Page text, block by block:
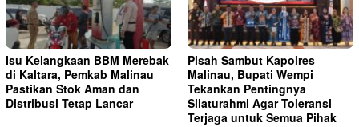
Isu Kelangkaan BBM Merebak
di Kaltara, Pemkab Malinau
Pastikan Stok Aman dan
Distribusi Tetap Lancar
Pisah Sambut Kapolres
Malinau, Bupati Wempi
Tekankan Pentingnya
Silaturahmi Agar Toleransi
Terjaga untuk Semua Pihak